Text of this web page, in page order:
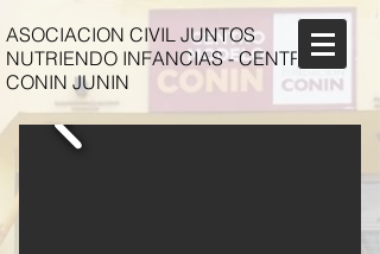
ASOCIACION CIVIL JUNTOS
NUTRIENDO INFANCIAS - CENTRO
CONIN JUNIN